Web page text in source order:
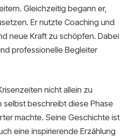
Gleichzeitig begann er,
Er nutzte Coaching und
neue Kraft zu schöpfen. Dabei
professionelle Begleiter
nicht allein zu
selbst beschreibt diese Phase
machte. Seine Geschichte ist
eine inspirierende Erzählung